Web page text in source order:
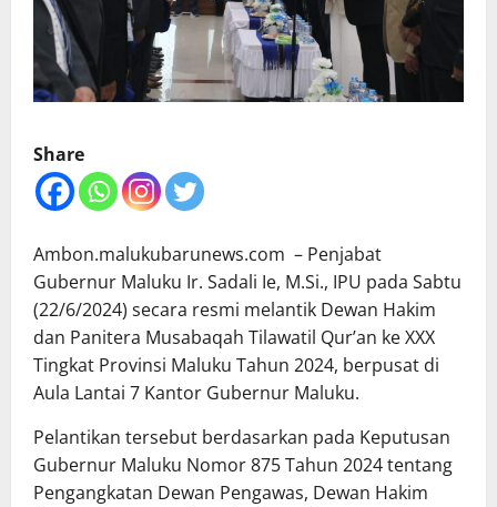
Share
Ambon.malukubarunews.com – Penjabat
Gubernur Maluku Ir. Sadali Ie, M.Si., IPU pada Sabtu
(22/6/2024) secara resmi melantik Dewan Hakim
dan Panitera Musabaqah Tilawatil Qur’an ke XXX
Tingkat Provinsi Maluku Tahun 2024, berpusat di
Aula Lantai 7 Kantor Gubernur Maluku.
Pelantikan tersebut berdasarkan pada Keputusan
Gubernur Maluku Nomor 875 Tahun 2024 tentang
Pengangkatan Dewan Pengawas, Dewan Hakim